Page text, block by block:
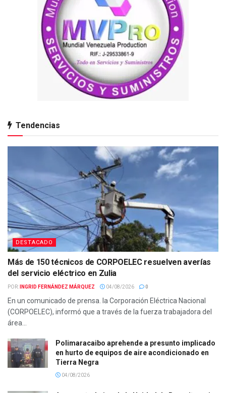
Tendencias
DESTACADO
Más de 150 técnicos de CORPOELEC resuelven averías
del servicio eléctrico en Zulia
POR: INGRID FERNÁNDEZ MÁRQUEZ 04/08/2026 0
En un comunicado de prensa. la Corporación Eléctrica Nacional
(CORPOELEC), informó que a través de la fuerza trabajadora del
área...
Polimaracaibo aprehende a presunto implicado
en hurto de equipos de aire acondicionado en
Tierra Negra
04/08/2026